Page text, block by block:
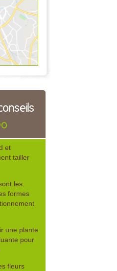
et
tailler
les
formes
une plante
pour
fleurs